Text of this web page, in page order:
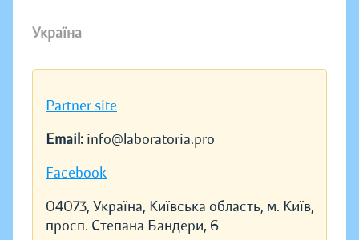
Україна
Partner site
Email: info@laboratoria.pro
Facebook
04073, Україна, Київська область, м. Київ,
просп. Степана Бандери, 6